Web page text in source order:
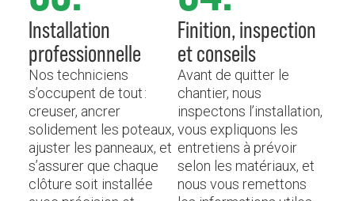
Installation
professionnelle
Nos techniciens
s’occupent de tout :
creuser, ancrer
solidement les poteaux,
ajuster les panneaux, et
s’assurer que chaque
clôture soit installée
Finition, inspection
et conseils
Avant de quitter le
chantier, nous
inspectons l’installation,
vous expliquons les
entretiens à prévoir
selon les matériaux, et
nous vous remettons